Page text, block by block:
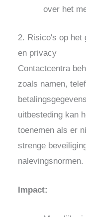
over het
2. Risico's op het
en privacy
Contactcentra
zoals namen,
uitbesteding kan
toenemen als er
strenge
nalevingsnormen.
Impact: